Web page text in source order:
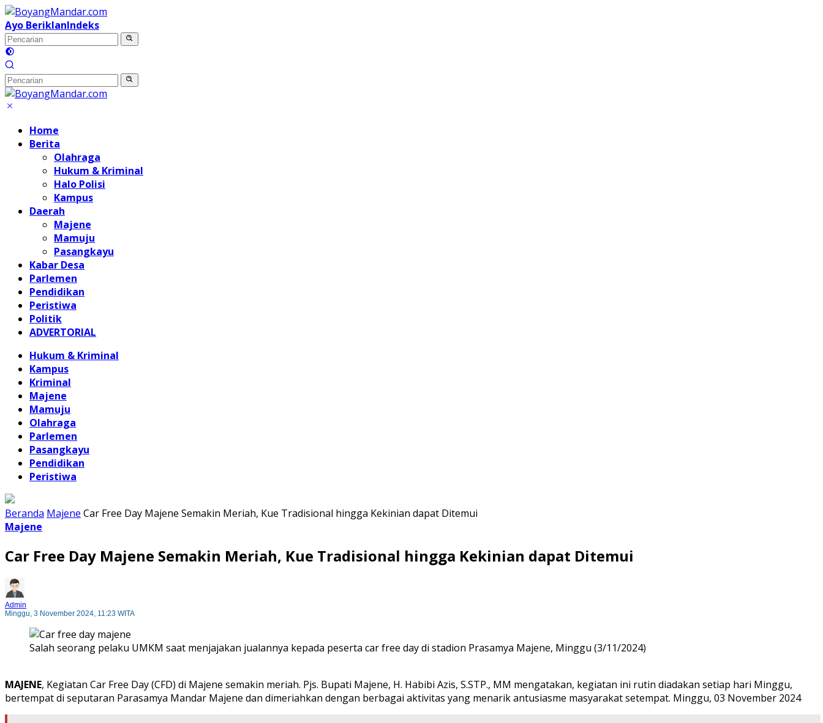
Langsung
ke
konten
Ayo BeriklanIndeks
Home
Berita
Olahraga
Hukum & Kriminal
Halo Polisi
Kampus
Daerah
Majene
Mamuju
Pasangkayu
Kabar Desa
Parlemen
Pendidikan
Peristiwa
Politik
ADVERTORIAL
Hukum & Kriminal
Kampus
Kriminal
Majene
Mamuju
Olahraga
Parlemen
Pasangkayu
Pendidikan
Peristiwa
Beranda Majene Car Free Day Majene Semakin Meriah, Kue Tradisional hingga Kekinian dapat Ditemui
Majene
Car Free Day Majene Semakin Meriah, Kue Tradisional hingga Kekinian dapat Ditemui
Admin
Minggu, 3 November 2024, 11:23 WITA
Salah seorang pelaku UMKM saat menjajakan jualannya kepada peserta car free day di stadion Prasamya Majene, Minggu (3/11/2024)
MAJENE, Kegiatan Car Free Day (CFD) di Majene semakin meriah. Pjs. Bupati Majene, H. Habibi Azis, S.STP., MM mengatakan, kegiatan ini rutin diadakan setiap hari Minggu,
bertempat di seputaran Parasamya Mandar Majene dan dimeriahkan dengan berbagai aktivitas yang menarik antusiasme masyarakat setempat. Minggu, 03 November 2024